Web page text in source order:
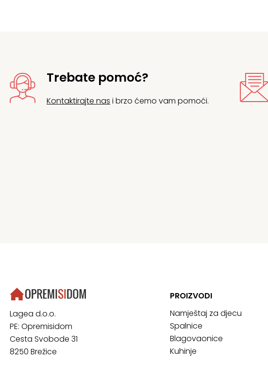
Trebate pomoć?
Kontaktirajte nas i brzo ćemo vam pomoći.
Lagea d.o.o.
PE: Opremisidom
Cesta Svobode 31
8250 Brežice
PROIZVODI
Namještaj za djecu
Spalnice
Blagovaonice
Kuhinje